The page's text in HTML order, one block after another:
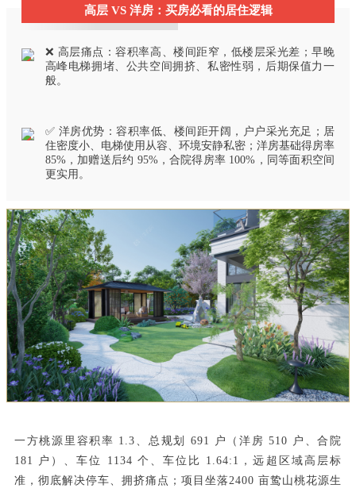
高层 VS 洋房：买房必看的居住逻辑
❌ 高层痛点：容积率高、楼间距窄，低楼层采光差；早晚
高峰电梯拥堵、公共空间拥挤、私密性弱，后期保值力一
般。
✅ 洋房优势：容积率低、楼间距开阔，户户采光充足；居
住密度小、电梯使用从容、环境安静私密；洋房基础得房率
85%，加赠送后约 95%，合院得房率 100%，同等面积空间
更实用。
一方桃源里容积率 1.3、总规划 691 户（洋房 510 户、合院
181 户）、车位 1134 个、车位比 1.64:1，远超区域高层标
准，彻底解决停车、拥挤痛点；项目坐落2400 亩鸷山桃花源生